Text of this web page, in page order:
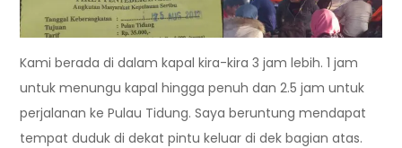
Kami berada di dalam kapal kira-kira 3 jam lebih. 1 jam
untuk menungu kapal hingga penuh dan 2.5 jam untuk
perjalanan ke Pulau Tidung. Saya beruntung mendapat
tempat duduk di dekat pintu keluar di dek bagian atas.